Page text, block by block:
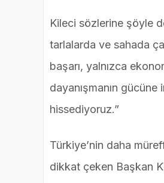
Kileci sözlerine şöyle
tarlalarda ve sahada
başarı, yalnızca
dayanışmanın
hissediyoruz.”
Türkiye’nin daha
dikkat çeken Başkan